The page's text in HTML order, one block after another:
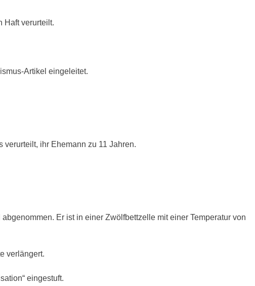
Haft verurteilt.
Artikel eingeleitet.
ihr Ehemann zu 11 Jahren.
Er ist in einer Zwölfbettzelle mit einer Temperatur von
verlängert.
eingestuft.